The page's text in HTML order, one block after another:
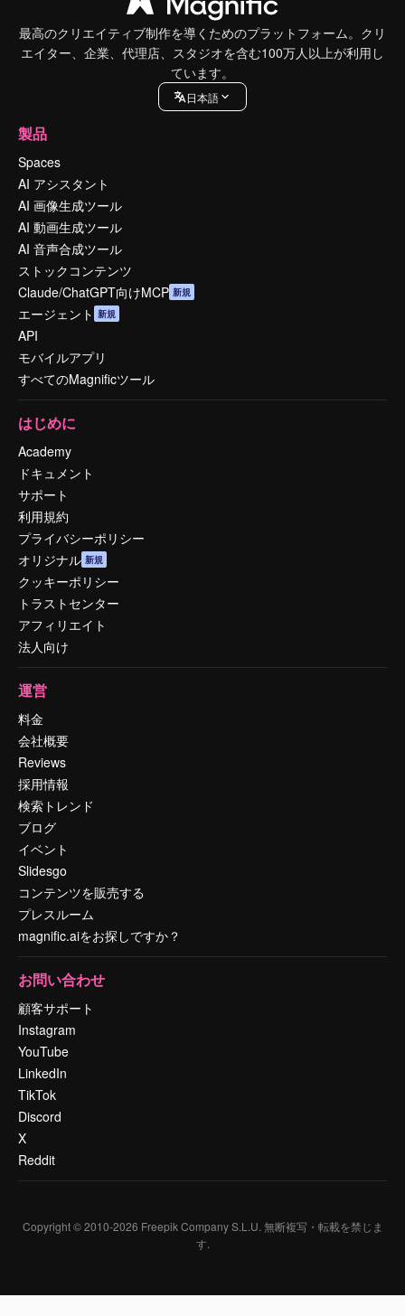
最高のクリエイティブ制作を導くためのプラットフォーム。クリ
エイター、企業、代理店、スタジオを含む100万人以上が利用し
ています。
日本語
製品
Spaces
AI アシスタント
AI 画像生成ツール
AI 動画生成ツール
AI 音声合成ツール
ストックコンテンツ
Claude/ChatGPT向けMCP 新規
エージェント 新規
API
モバイルアプリ
すべてのMagnificツール
はじめに
Academy
ドキュメント
サポート
利用規約
プライバシーポリシー
オリジナル 新規
クッキーポリシー
トラストセンター
アフィリエイト
法人向け
運営
料金
会社概要
Reviews
採用情報
検索トレンド
ブログ
イベント
Slidesgo
コンテンツを販売する
プレスルーム
magnific.aiをお探しですか？
お問い合わせ
顧客サポート
Instagram
YouTube
LinkedIn
TikTok
Discord
X
Reddit
Copyright © 2010-2026 Freepik Company S.L.U. 無断複写・転載を禁じま
す.